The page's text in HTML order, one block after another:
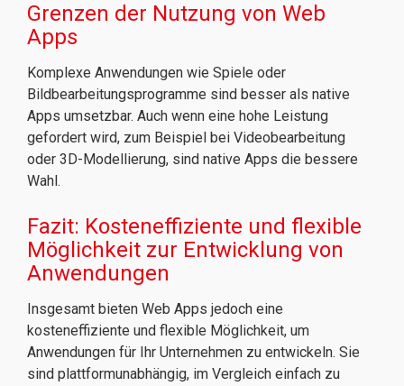
Grenzen der Nutzung von Web
Apps
Komplexe Anwendungen wie Spiele oder
Bildbearbeitungsprogramme sind besser als native
Apps umsetzbar. Auch wenn eine hohe Leistung
gefordert wird, zum Beispiel bei Videobearbeitung
oder 3D-Modellierung, sind native Apps die bessere
Wahl.
Fazit: Kosteneffiziente und flexible
Möglichkeit zur Entwicklung von
Anwendungen
Insgesamt bieten Web Apps jedoch eine
kosteneffiziente und flexible Möglichkeit, um
Anwendungen für Ihr Unternehmen zu entwickeln. Sie
sind plattformunabhängig, im Vergleich einfach zu